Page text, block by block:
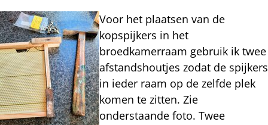
Voor het plaatsen van de
kopspijkers in het
broedkamerraam gebruik ik twee
afstandshoutjes zodat de spijkers
in ieder raam op de zelfde plek
komen te zitten. Zie
onderstaande foto. Twee